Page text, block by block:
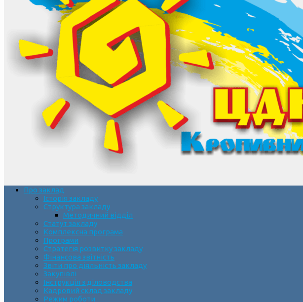
Про заклад
Історія закладу
Структура закладу
Методичний відділ
Статут закладу
Комплексна програма
Програми
Стратегія розвитку закладу
Фінансова звітність
Звіти про діяльність закладу
Закупівлі
Інструкція з діловодства
Кадровий склад закладу
Режим роботи